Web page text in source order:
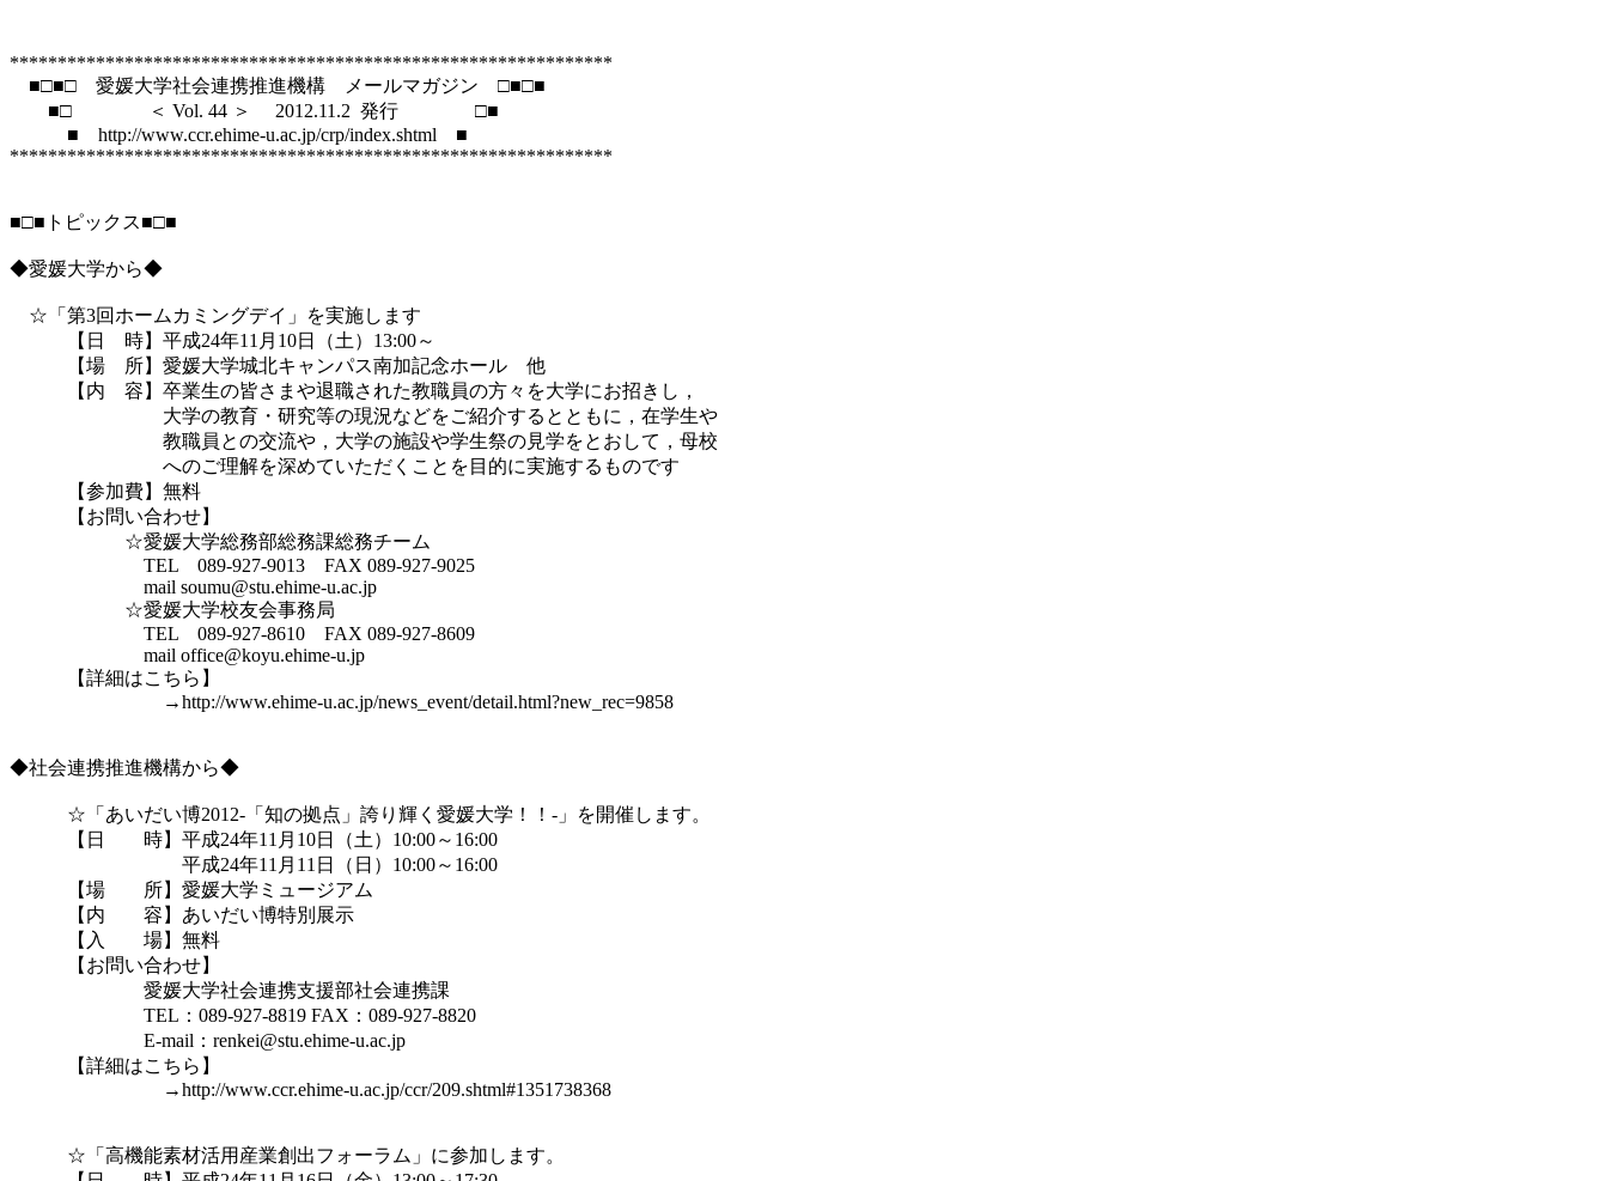
***************************************************************
■□■□　愛媛大学社会連携推進機構　メールマガジン　□■□■
■□　　　　＜ Vol. 44 ＞ 　2012.11.2  発行　　　　□■
■　http://www.ccr.ehime-u.ac.jp/crp/index.shtml　■
***************************************************************
■□■トピックス■□■
◆愛媛大学から◆
☆「第3回ホームカミングデイ」を実施します
【日　時】平成24年11月10日（土）13:00～
【場　所】愛媛大学城北キャンパス南加記念ホール　他
【内　容】卒業生の皆さまや退職された教職員の方々を大学にお招きし，
大学の教育・研究等の現況などをご紹介するとともに，在学生や
教職員との交流や，大学の施設や学生祭の見学をとおして，母校
へのご理解を深めていただくことを目的に実施するものです
【参加費】無料
【お問い合わせ】
☆愛媛大学総務部総務課総務チーム
TEL　089-927-9013　FAX 089-927-9025
mail soumu@stu.ehime-u.ac.jp
☆愛媛大学校友会事務局
TEL　089-927-8610　FAX 089-927-8609
mail office@koyu.ehime-u.jp
【詳細はこちら】
→http://www.ehime-u.ac.jp/news_event/detail.html?new_rec=9858
◆社会連携推進機構から◆
☆「あいだい博2012-「知の拠点」誇り輝く愛媛大学！！-」を開催します。
【日　　時】平成24年11月10日（土）10:00～16:00
平成24年11月11日（日）10:00～16:00
【場　　所】愛媛大学ミュージアム
【内　　容】あいだい博特別展示
【入　　場】無料
【お問い合わせ】
愛媛大学社会連携支援部社会連携課
TEL：089-927-8819 FAX：089-927-8820
E-mail：renkei@stu.ehime-u.ac.jp
【詳細はこちら】
→http://www.ccr.ehime-u.ac.jp/ccr/209.shtml#1351738368
☆「高機能素材活用産業創出フォーラム」に参加します。